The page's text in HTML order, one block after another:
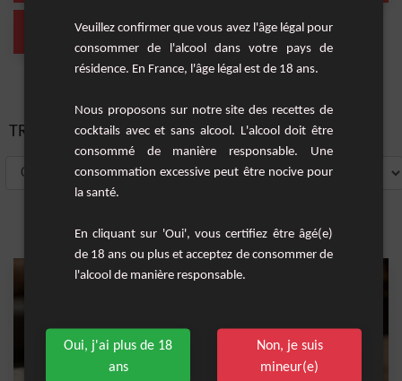
Short Drink
TRIER PAR:
Veuillez confirmer que vous avez l'âge légal pour
consommer de l'alcool dans votre pays de
résidence. En France, l'âge légal est de 18 ans.
Nous proposons sur notre site des recettes de
cocktails avec et sans alcool. L'alcool doit être
consommé de manière responsable. Une
consommation excessive peut être nocive pour
la santé.
En cliquant sur 'Oui', vous certifiez être âgé(e)
de 18 ans ou plus et acceptez de consommer de
l'alcool de manière responsable.
Oui, j'ai plus de 18
ans
Non, je suis
mineur(e)